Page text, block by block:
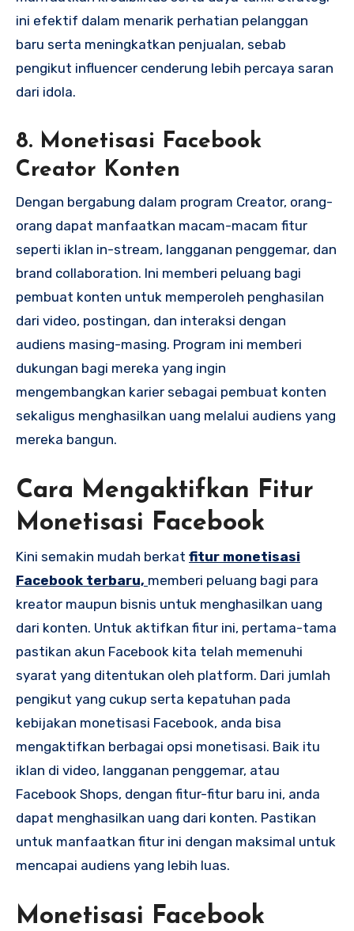
ini efektif dalam menarik perhatian pelanggan
baru serta meningkatkan penjualan, sebab
pengikut influencer cenderung lebih percaya saran
dari idola.
8. Monetisasi Facebook
Creator Konten
Dengan bergabung dalam program Creator, orang-
orang dapat manfaatkan macam-macam fitur
seperti iklan in-stream, langganan penggemar, dan
brand collaboration. Ini memberi peluang bagi
pembuat konten untuk memperoleh penghasilan
dari video, postingan, dan interaksi dengan
audiens masing-masing. Program ini memberi
dukungan bagi mereka yang ingin
mengembangkan karier sebagai pembuat konten
sekaligus menghasilkan uang melalui audiens yang
mereka bangun.
Cara Mengaktifkan Fitur
Monetisasi Facebook
Kini semakin mudah berkat fitur monetisasi
Facebook terbaru, memberi peluang bagi para
kreator maupun bisnis untuk menghasilkan uang
dari konten. Untuk aktifkan fitur ini, pertama-tama
pastikan akun Facebook kita telah memenuhi
syarat yang ditentukan oleh platform. Dari jumlah
pengikut yang cukup serta kepatuhan pada
kebijakan monetisasi Facebook, anda bisa
mengaktifkan berbagai opsi monetisasi. Baik itu
iklan di video, langganan penggemar, atau
Facebook Shops, dengan fitur-fitur baru ini, anda
dapat menghasilkan uang dari konten. Pastikan
untuk manfaatkan fitur ini dengan maksimal untuk
mencapai audiens yang lebih luas.
Monetisasi Facebook